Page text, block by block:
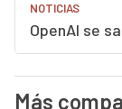
NOTICIAS
OpenAI se
Más